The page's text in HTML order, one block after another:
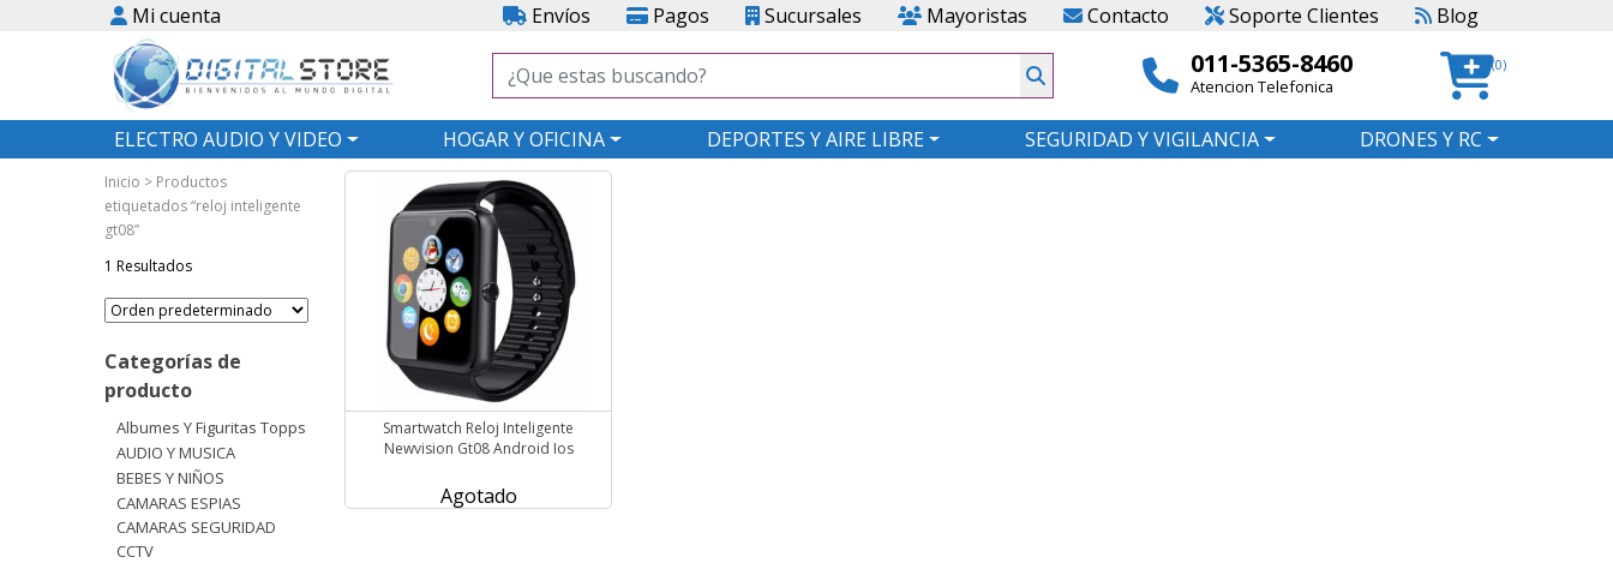
Mi cuenta Envíos Pagos Sucursales Mayoristas Contacto Soporte Clientes Blog
011-5365-8460
Atencion Telefonica
(0)
ELECTRO AUDIO Y VIDEO HOGAR Y OFICINA DEPORTES Y AIRE LIBRE SEGURIDAD Y VIGILANCIA DRONES Y RC
Inicio > Productos
etiquetados “reloj inteligente
gt08”
1 Resultados
Categorías de
producto
Albumes Y Figuritas Topps
AUDIO Y MUSICA
BEBES Y NIÑOS
CAMARAS ESPIAS
CAMARAS SEGURIDAD
CCTV
Smartwatch Reloj Inteligente
Newvision Gt08 Android Ios
Agotado